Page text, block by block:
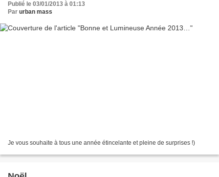
Publié le 03/01/2013 à 01:13
Par urban mass
Je vous souhaite à tous une année étincelante et pleine de surprises !)